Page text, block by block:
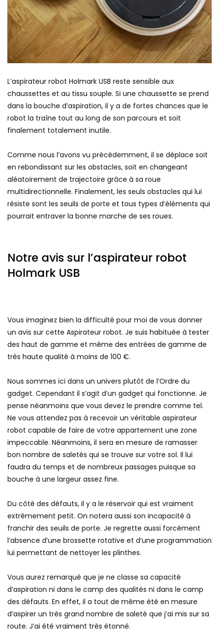
L’aspirateur robot Holmark USB reste sensible aux
chaussettes et au tissu souple. Si une chaussette se prend
dans la bouche d’aspiration, il y a de fortes chances que le
robot la traîne tout au long de son parcours et soit
finalement totalement inutile.
Comme nous l’avons vu précédemment, il se déplace soit
en rebondissant sur les obstacles, soit en changeant
aléatoirement de trajectoire grâce à sa roue
multidirectionnelle. Finalement, les seuls obstacles qui lui
résiste sont les seuils de porte et tous types d’éléments qui
pourrait entraver la bonne marche de ses roues.
Notre avis sur l’aspirateur robot
Holmark USB
Vous imaginez bien la difficulté pour moi de vous donner
un avis sur cette Aspirateur robot. Je suis habituée à tester
des haut de gamme et même des entrées de gamme de
très haute qualité à moins de 100 €.
Nous sommes ici dans un univers plutôt de l’Ordre du
gadget. Cependant il s’agit d’un gadget qui fonctionne. Je
pense néanmoins que vous devez le prendre comme tel.
Ne vous attendez pas à recevoir un véritable aspirateur
robot capable de faire de votre appartement une zone
impeccable. Néanmoins, il sera en mesure de ramasser
bon nombre de saletés qui se trouve sur votre sol. Il lui
faudra du temps et de nombreux passages puisque sa
bouche à une largeur assez fine.
Du côté des défauts, il y a le réservoir qui est vraiment
extrêmement petit. On notera aussi son incapacité à
franchir des seuils de porte. Je regrette aussi forcément
l’absence d’une brossette rotative et d’une programmation
lui permettant de nettoyer les plinthes.
Vous aurez remarqué que je ne classe sa capacité
d’aspiration ni dans le camp des qualités ni dans le camp
des défauts. En effet, il a tout de même été en mesure
d’aspirer un très grand nombre de saleté que j’ai mis sur sa
route. J’ai été vraiment très étonné.